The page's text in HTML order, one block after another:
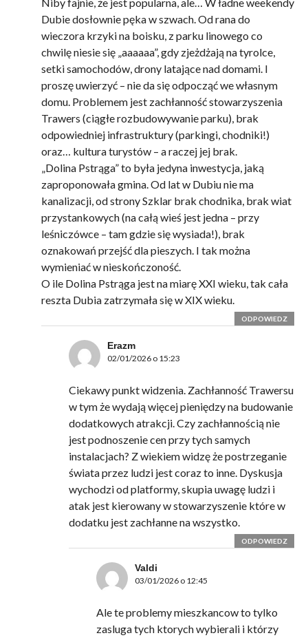
Dubie dosłownie pęka w szwach. Od rana do
wieczora krzyki na boisku, z parku linowego co
chwilę niesie się „aaaaaa”, gdy zjeżdżają na tyrolce,
setki samochodów, drony latające nad domami. I
proszę uwierzyć – nie da się odpocząć we własnym
domu. Problemem jest zachłanność stowarzyszenia
Trawers (ciągłe rozbudowywanie parku), brak
odpowiedniej infrastruktury (parkingi, chodniki!)
oraz… kultura turystów – a raczej jej brak.
„Dolina Pstrąga” to była jedyna inwestycja, jaką
zaproponowała gmina. Od lat w Dubiu nie ma
kanalizacji, od strony Szklar brak chodnika, brak wiat
przystankowych (na całą wieś jest jedna – przy
leśniczówce – tam gdzie się wysiada!), brak
oznakowań przejść dla pieszych. I tak można
wymieniać w nieskończoność.
O ile Dolina Pstrąga jest na miarę XXI wieku, tak cała
reszta Dubia zatrzymała się w XIX wieku.
ODPOWIEDZ
Erazm
02/01/2026 o 15:23
Ciekawy punkt widzenia. Zachłanność Trawersu
w tym że wydają więcej pieniędzy na budowanie
dodatkowych atrakcji. Czy zachłannością nie
jest podnoszenie cen przy tych samych
instalacjach? Z wiekiem widzę że postrzeganie
świata przez ludzi jest coraz to inne. Dyskusja
wychodzi od platformy, skupia uwagę ludzi i
atak jest kierowany w stowarzyszenie które w
dodatku jest zachłanne na wszystko.
ODPOWIEDZ
Valdi
03/01/2026 o 12:45
Ale te problemy mieszkancow to tylko
zasluga tych ktorych wybierali i którzy